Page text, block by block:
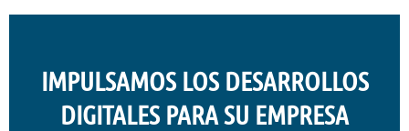
IMPULSAMOS LOS DESARROLLOS
DIGITALES PARA SU EMPRESA